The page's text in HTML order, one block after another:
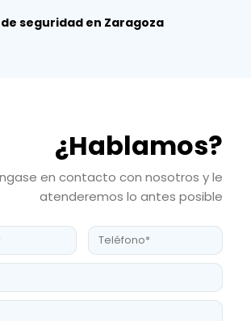
seguridad en Zaragoza
¿Hablamos?
en contacto con nosotros y le
atenderemos lo antes posible